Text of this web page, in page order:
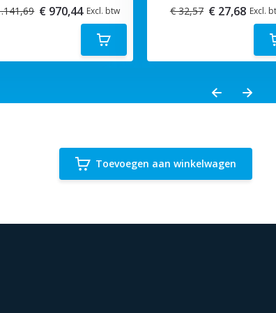
€ 970,44 Excl. btw
€ 32,57 € 27,68 Excl.
Toevoegen aan winkelwagen